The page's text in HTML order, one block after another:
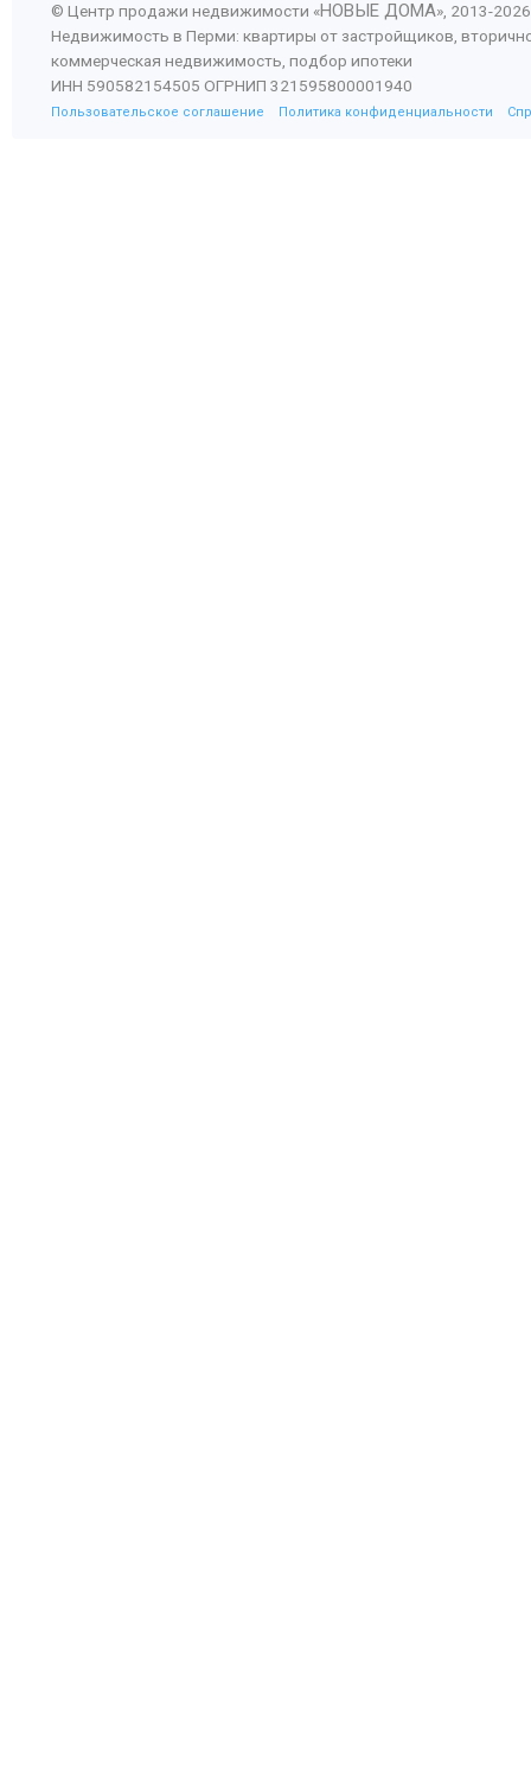
© Центр продажи недвижимости «НОВЫЕ ДОМА», 2013-2026
Недвижимость в Перми: квартиры от застройщиков,
коммерческая недвижимость, подбор ипотеки
ИНН 590582154505 ОГРНИП 321595800001940
Пользовательское соглашение Политика конфиденциальности